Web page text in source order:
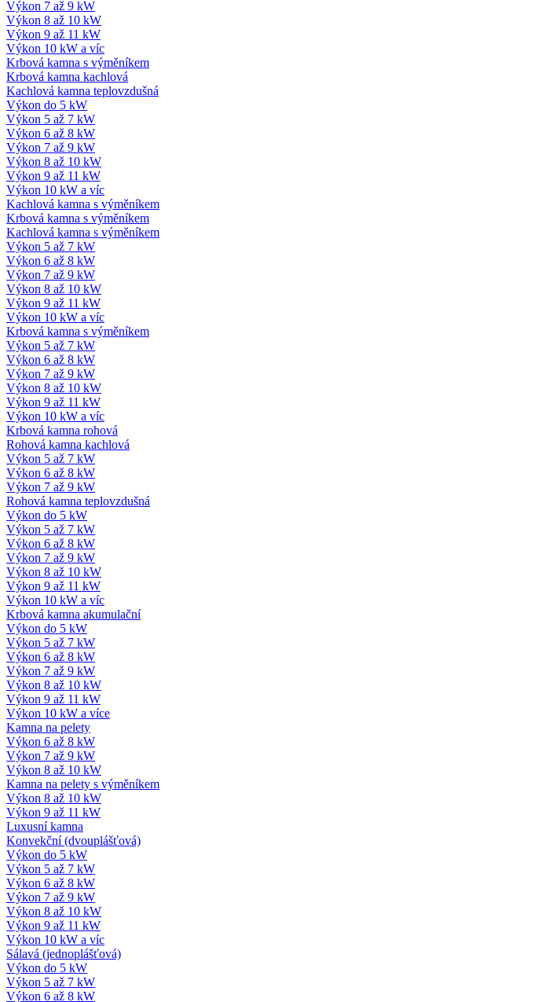
Výkon 7 až 9 kW
Výkon 8 až 10 kW
Výkon 9 až 11 kW
Výkon 10 kW a víc
Krbová kamna s výměníkem
Krbová kamna kachlová
Kachlová kamna teplovzdušná
Výkon do 5 kW
Výkon 5 až 7 kW
Výkon 6 až 8 kW
Výkon 7 až 9 kW
Výkon 8 až 10 kW
Výkon 9 až 11 kW
Výkon 10 kW a víc
Kachlová kamna s výměníkem
Krbová kamna s výměníkem
Kachlová kamna s výměníkem
Výkon 5 až 7 kW
Výkon 6 až 8 kW
Výkon 7 až 9 kW
Výkon 8 až 10 kW
Výkon 9 až 11 kW
Výkon 10 kW a víc
Krbová kamna s výměníkem
Výkon 5 až 7 kW
Výkon 6 až 8 kW
Výkon 7 až 9 kW
Výkon 8 až 10 kW
Výkon 9 až 11 kW
Výkon 10 kW a víc
Krbová kamna rohová
Rohová kamna kachlová
Výkon 5 až 7 kW
Výkon 6 až 8 kW
Výkon 7 až 9 kW
Rohová kamna teplovzdušná
Výkon do 5 kW
Výkon 5 až 7 kW
Výkon 6 až 8 kW
Výkon 7 až 9 kW
Výkon 8 až 10 kW
Výkon 9 až 11 kW
Výkon 10 kW a víc
Krbová kamna akumulační
Výkon do 5 kW
Výkon 5 až 7 kW
Výkon 6 až 8 kW
Výkon 7 až 9 kW
Výkon 8 až 10 kW
Výkon 9 až 11 kW
Výkon 10 kW a více
Kamna na pelety
Výkon 6 až 8 kW
Výkon 7 až 9 kW
Výkon 8 až 10 kW
Kamna na pelety s výměníkem
Výkon 8 až 10 kW
Výkon 9 až 11 kW
Luxusní kamna
Konvekční (dvouplášťová)
Výkon do 5 kW
Výkon 5 až 7 kW
Výkon 6 až 8 kW
Výkon 7 až 9 kW
Výkon 8 až 10 kW
Výkon 9 až 11 kW
Výkon 10 kW a víc
Sálavá (jednoplášťová)
Výkon do 5 kW
Výkon 5 až 7 kW
Výkon 6 až 8 kW